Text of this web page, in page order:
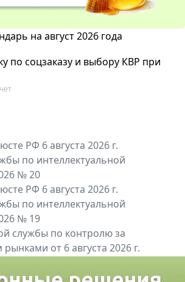
на август 2026 года
по соцзаказу и выбору КВР при
РФ 6 августа 2026 г.
по интеллектуальной
№ 20
РФ 6 августа 2026 г.
по интеллектуальной
№ 19
службы по контролю за
от 6 августа 2026 г.
и импортёров алкогольной...